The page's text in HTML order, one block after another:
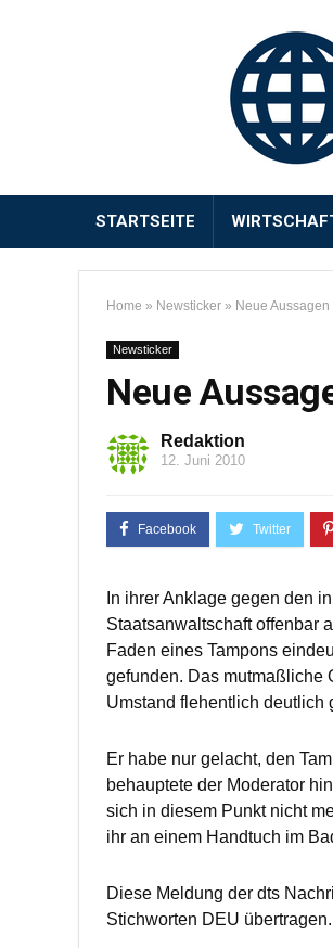
STARTSEITE
Home » Newsticker » Neue
Newsticker
Neue
Redaktion
12. Juni 2010
In ihrer Anklage gegen den
Staatsanwaltschaft offenbar
Faden eines Tampons
gefunden. Das mutmaßliche
Umstand flehentlich deutlich
Er habe nur gelacht, den
behauptete der Moderator
sich in diesem Punkt nicht
ihr an einem Handtuch im
Diese Meldung der dts
Stichworten DEU übertragen.